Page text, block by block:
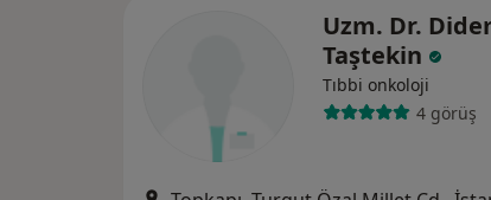
Uzm. Dr.
Taştekin
Tıbbi onkoloji
4 görüş